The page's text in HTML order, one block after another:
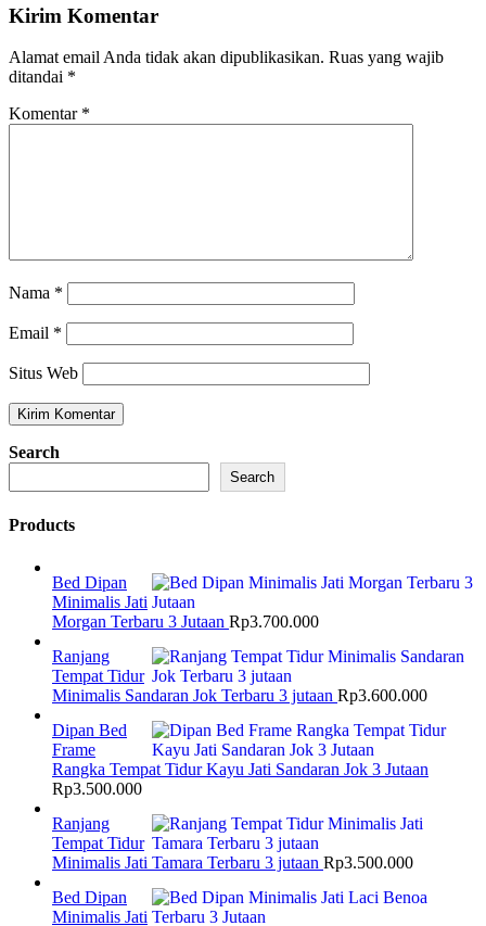
Kirim Komentar
Alamat email Anda tidak akan dipublikasikan. Ruas yang wajib
ditandai *
Komentar *
Nama *
Email *
Situs Web
Search
Search
Products
Bed Dipan
Minimalis Jati
Morgan Terbaru 3 Jutaan Rp3.700.000
Ranjang
Tempat Tidur
Minimalis Sandaran Jok Terbaru 3 jutaan Rp3.600.000
Dipan Bed
Frame
Rangka Tempat Tidur Kayu Jati Sandaran Jok 3 Jutaan
Rp3.500.000
Ranjang
Tempat Tidur
Minimalis Jati Tamara Terbaru 3 jutaan Rp3.500.000
Bed Dipan
Minimalis Jati